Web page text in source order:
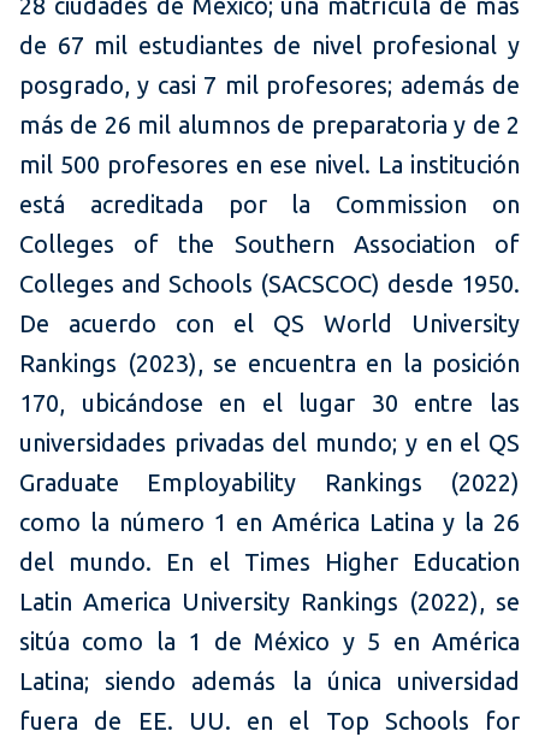
28 ciudades de México; una matrícula de más
de 67 mil estudiantes de nivel profesional y
posgrado, y casi 7 mil profesores; además de
más de 26 mil alumnos de preparatoria y de 2
mil 500 profesores en ese nivel. La institución
está acreditada por la Commission on
Colleges of the Southern Association of
Colleges and Schools (SACSCOC) desde 1950.
De acuerdo con el QS World University
Rankings (2023), se encuentra en la posición
170, ubicándose en el lugar 30 entre las
universidades privadas del mundo; y en el QS
Graduate Employability Rankings (2022)
como la número 1 en América Latina y la 26
del mundo. En el Times Higher Education
Latin America University Rankings (2022), se
sitúa como la 1 de México y 5 en América
Latina; siendo además la única universidad
fuera de EE. UU. en el Top Schools for